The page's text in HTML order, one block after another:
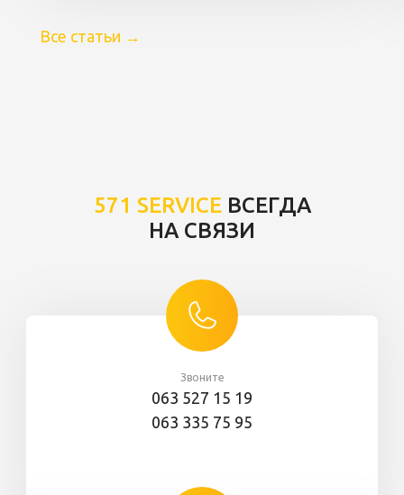
Все статьи →
571 SERVICEВСЕГДА
НА СВЯЗИ
Звоните
063 527 15 19
063 335 75 95